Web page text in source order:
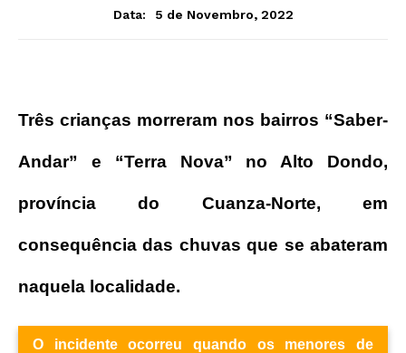
Data:
5 de Novembro, 2022
Três crianças morreram nos bairros “Saber-
Andar” e “Terra Nova” no Alto Dondo,
província do Cuanza-Norte, em
consequência das chuvas que se abateram
naquela localidade.
O incidente ocorreu quando os menores de